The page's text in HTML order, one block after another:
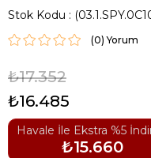
Stok Kodu
(0)
₺17.352
₺16.485
Havale İle Ekstra %5
₺15.660